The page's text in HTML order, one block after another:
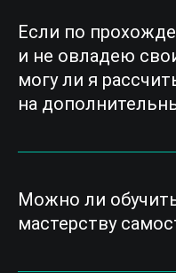
Если по
и не овладею
могу ли я
на
Можно ли
мастерству